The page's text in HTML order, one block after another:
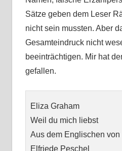
Sätze geben dem Leser
nicht sein mussten. Aber
Gesamteindruck nicht
beeinträchtigen. Mir hat
gefallen.
Eliza Graham
Weil du mich liebst
Aus dem Englischen von
Elfriede Peschel